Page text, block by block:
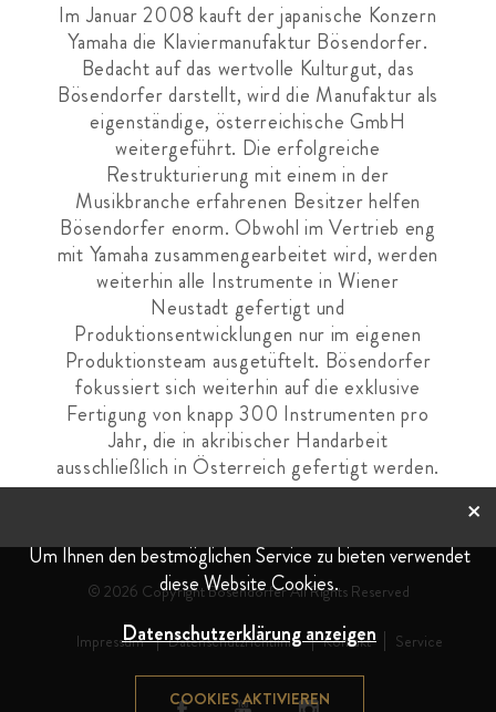
Im Januar 2008 kauft der japanische Konzern
Yamaha die Klaviermanufaktur Bösendorfer.
Bedacht auf das wertvolle Kulturgut, das
Bösendorfer darstellt, wird die Manufaktur als
eigenständige, österreichische GmbH
weitergeführt. Die erfolgreiche
Restrukturierung mit einem in der
Musikbranche erfahrenen Besitzer helfen
Bösendorfer enorm. Obwohl im Vertrieb eng
mit Yamaha zusammengearbeitet wird, werden
weiterhin alle Instrumente in Wiener
Neustadt gefertigt und
Produktionsentwicklungen nur im eigenen
Produktionsteam ausgetüftelt. Bösendorfer
fokussiert sich weiterhin auf die exklusive
Fertigung von knapp 300 Instrumenten pro
Jahr, die in akribischer Handarbeit
ausschließlich in Österreich gefertigt werden.
© 2026 Copyright Bösendorfer All Rights Reserved
Impressum Datenschutzrichtlinie Kontakt Service
×
Um Ihnen den bestmöglichen Service zu bieten verwendet
diese Website Cookies.
Datenschutzerklärung anzeigen
COOKIES AKTIVIEREN